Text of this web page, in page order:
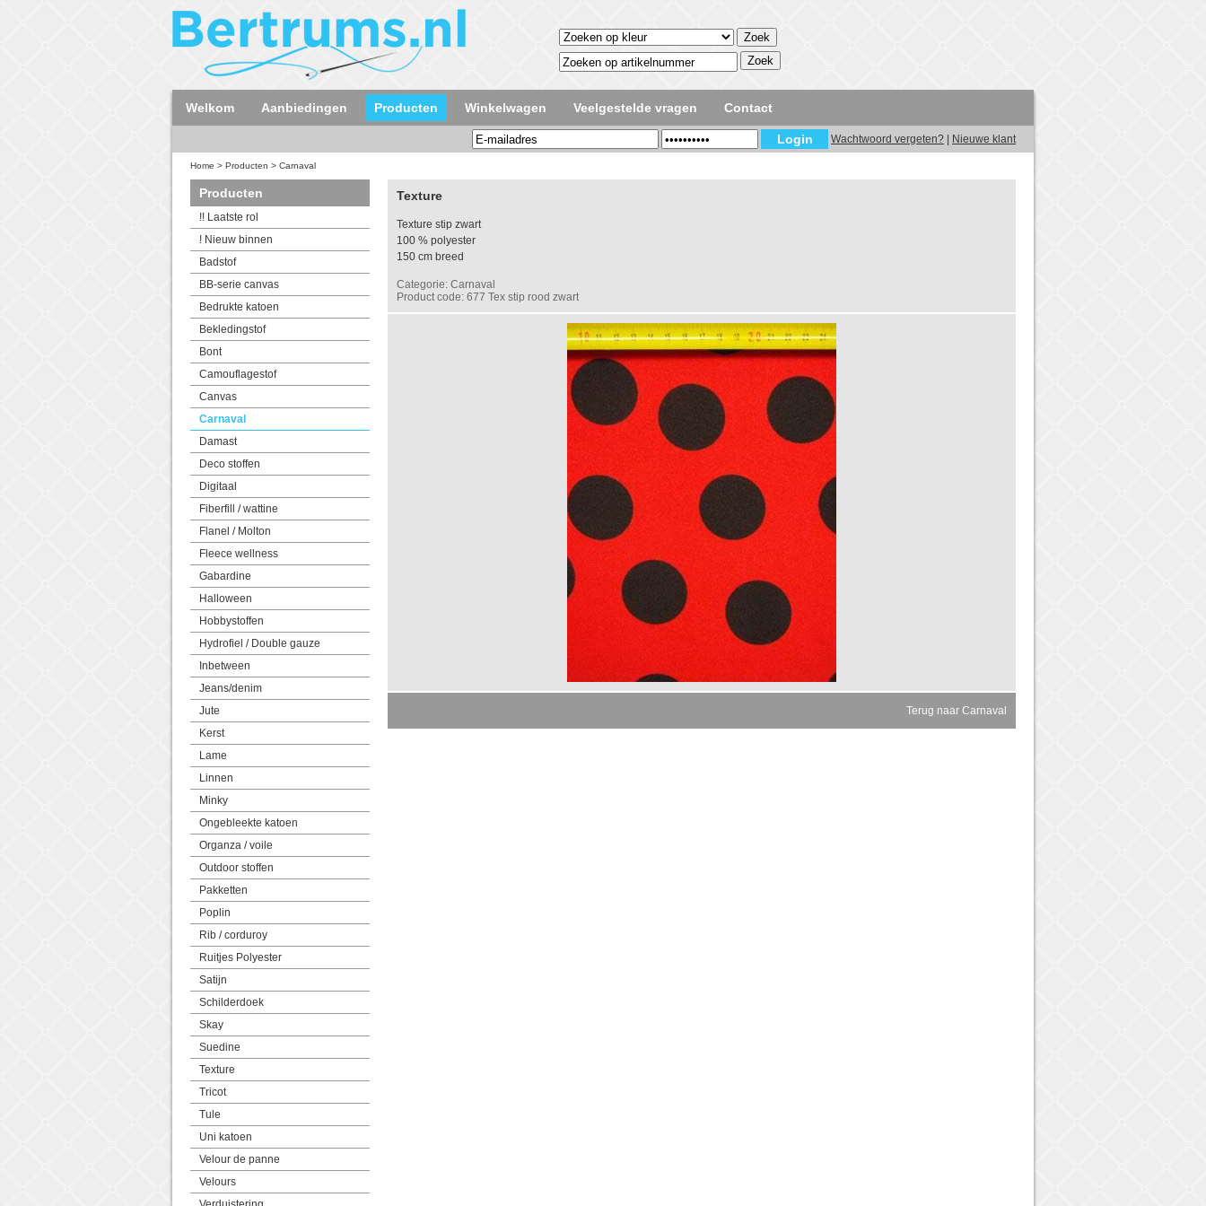
Welkom Aanbiedingen Producten Winkelwagen Veelgestelde vragen Contact
Wachtwoord vergeten? Nieuwe klant
Home > Producten > Carnaval
Producten
!! Laatste rol
! Nieuw binnen
Badstof
BB-serie canvas
Bedrukte katoen
Bekledingstof
Bont
Camouflagestof
Canvas
Carnaval
Damast
Deco stoffen
Digitaal
Fiberfill / wattine
Flanel / Molton
Fleece wellness
Gabardine
Halloween
Hobbystoffen
Hydrofiel / Double gauze
Inbetween
Jeans/denim
Jute
Kerst
Lame
Linnen
Minky
Ongebleekte katoen
Organza / voile
Outdoor stoffen
Pakketten
Poplin
Rib / corduroy
Ruitjes Polyester
Satijn
Schilderdoek
Skay
Suedine
Texture
Tricot
Tule
Uni katoen
Velour de panne
Velours
Texture
Texture stip zwart
100 % polyester
150 cm breed
Categorie: Carnaval
Product code: 677 Tex stip rood zwart
Terug naar Carnaval